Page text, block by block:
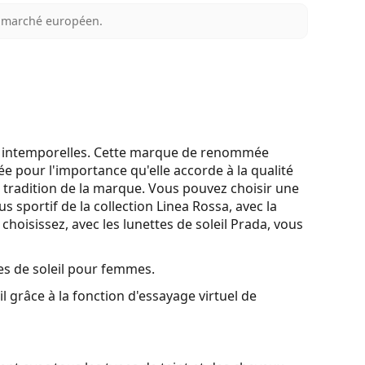
européen.
Cette marque de renommée
pour l'importance qu'elle accorde à la qualité
de la marque. Vous pouvez choisir une
sportif de la collection Linea Rossa, avec la
avec les lunettes de soleil Prada, vous
de soleil pour femmes.
grâce à la fonction d'essayage virtuel de